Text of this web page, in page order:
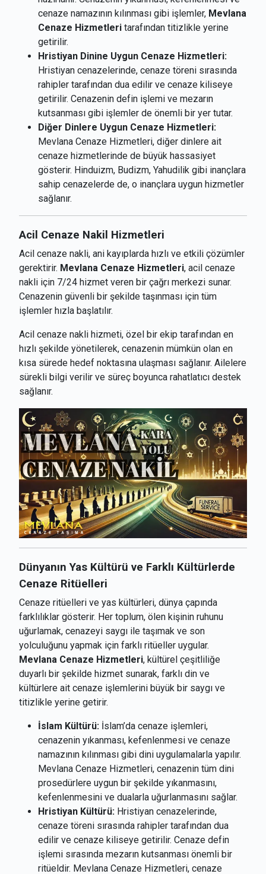
cenaze namazının kılınması gibi işlemler, Mevlana
Cenaze Hizmetleri tarafından titizlikle yerine
getirilir.
Hristiyan Dinine Uygun Cenaze Hizmetleri:
Hristiyan cenazelerinde, cenaze töreni sırasında
rahipler tarafından dua edilir ve cenaze kiliseye
getirilir. Cenazenin defin işlemi ve mezarın
kutsanması gibi işlemler de önemli bir yer tutar.
Diğer Dinlere Uygun Cenaze Hizmetleri:
Mevlana Cenaze Hizmetleri, diğer dinlere ait
cenaze hizmetlerinde de büyük hassasiyet
gösterir. Hinduizm, Budizm, Yahudilik gibi inançlara
sahip cenazelerde de, o inançlara uygun hizmetler
sağlanır.
Acil Cenaze Nakil Hizmetleri
Acil cenaze nakli, ani kayıplarda hızlı ve etkili çözümler
gerektirir. Mevlana Cenaze Hizmetleri, acil cenaze
nakli için 7/24 hizmet veren bir çağrı merkezi sunar.
Cenazenin güvenli bir şekilde taşınması için tüm
işlemler hızla başlatılır.
Acil cenaze nakli hizmeti, özel bir ekip tarafından en
hızlı şekilde yönetilerek, cenazenin mümkün olan en
kısa sürede hedef noktasına ulaşması sağlanır. Ailelere
sürekli bilgi verilir ve süreç boyunca rahatlatıcı destek
sağlanır.
Dünyanın Yas Kültürü ve Farklı Kültürlerde
Cenaze Ritüelleri
Cenaze ritüelleri ve yas kültürleri, dünya çapında
farklılıklar gösterir. Her toplum, ölen kişinin ruhunu
uğurlamak, cenazeyi saygı ile taşımak ve son
yolculuğunu yapmak için farklı ritüeller uygular.
Mevlana Cenaze Hizmetleri, kültürel çeşitliliğe
duyarlı bir şekilde hizmet sunarak, farklı din ve
kültürlere ait cenaze işlemlerini büyük bir saygı ve
titizlikle yerine getirir.
İslam Kültürü: İslam’da cenaze işlemleri,
cenazenin yıkanması, kefenlenmesi ve cenaze
namazının kılınması gibi dini uygulamalarla yapılır.
Mevlana Cenaze Hizmetleri, cenazenin tüm dini
prosedürlere uygun bir şekilde yıkanmasını,
kefenlenmesini ve dualarla uğurlanmasını sağlar.
Hristiyan Kültürü: Hristiyan cenazelerinde,
cenaze töreni sırasında rahipler tarafından dua
edilir ve cenaze kiliseye getirilir. Cenaze defin
işlemi sırasında mezarın kutsanması önemli bir
ritüeldir. Mevlana Cenaze Hizmetleri, cenaze